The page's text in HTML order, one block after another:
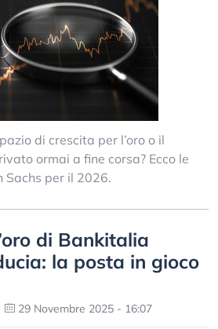
di crescita per l’oro o il
ormai a fine corsa? Ecco le
Sachs per il 2026.
di Bankitalia
la posta in gioco
29 Novembre 2025 - 16:07